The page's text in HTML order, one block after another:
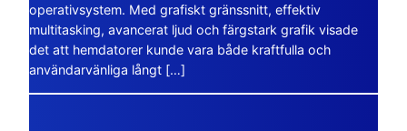
operativsystem. Med grafiskt gränssnitt, effektiv
multitasking, avancerat ljud och färgstark grafik visade
det att hemdatorer kunde vara både kraftfulla och
användarvänliga långt […]